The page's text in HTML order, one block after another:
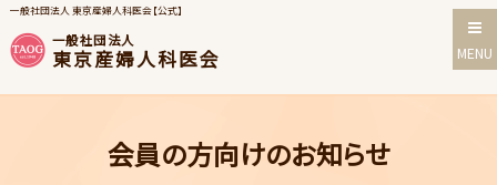
MENU
一般社団法人 東京産婦人科医会【公式】
一般社団法人
東京産婦人科医会
会員の方向けのお知らせ